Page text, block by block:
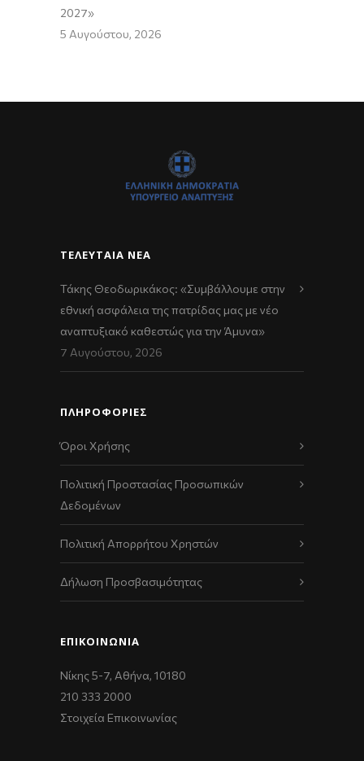
2027»
5 Αυγούστου, 2026
ΤΕΛΕΥΤΑΊΑ ΝΈΑ
Τάκης Θεοδωρικάκος: «Συμβάλλουμε στην
εθνική ασφάλεια της πατρίδας μας με νέο
αναπτυξιακό καθεστώς για την Άμυνα»
7 Αυγούστου, 2026
ΠΛΗΡΟΦΟΡΙΕΣ
Όροι Χρήσης
Πολιτική Προστασίας Προσωπικών
Δεδομένων
Πολιτική Απορρήτου Χρηστών
Δήλωση Προσβασιμότητας
ΕΠΙΚΟΙΝΩΝΊΑ
Νίκης 5-7, Αθήνα, 10180
210 333 2000
Στοιχεία Επικοινωνίας